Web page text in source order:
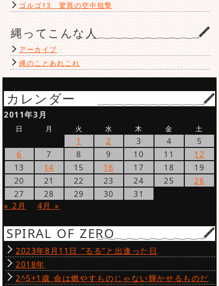
ゴルゴ13 驚異の空中狙撃
縄ってこんな人
アーカイブ
縄のことあれこれ
カレンダー
2011年3月
日 月 火 水 木 金 土
1 2 3 4
5
6
7 8 9 10 11
12
13
14 15 16 17 18
19
20
21 22 23 24 25
26
27
28 29 30
31
« 2月
4月 »
SPIRAL OF ZERO
2023年8月11日 ”るる”と出逢った日
2018年
2^5+1歳 命は燃やすものじゃない輝かせるものだ